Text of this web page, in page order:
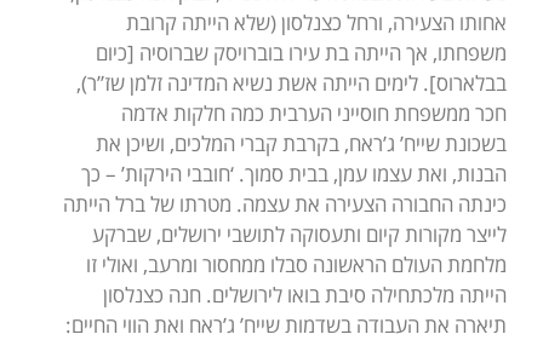
אחותו הצעירה, ורחל כצנלסון (שלא הייתה קרובת
משפחתו, אך הייתה בת עירו בוברויסק שברוסיה [כיום
בבלארוס]. לימים הייתה אשת נשיא המדינה זלמן שז”ר),
חכר ממשפחת חוסייני הערבית כמה חלקות אדמה
בשכונת שייח’ ג’ראח, בקרבת קברי המלכים, ושיכן את
הבנות, ואת עצמו עמן, בבית סמוך. ‘חובבי הירקות’ – כך
כינתה החבורה הצעירה את עצמה. מטרתו של ברל הייתה
לייצר מקורות קיום ותעסוקה לתושבי ירושלים, שברקע
מלחמת העולם הראשונה סבלו ממחסור ומרעב, ואולי זו
הייתה מלכתחילה סיבת בואו לירושלים. חנה כצנלסון
תיארה את העבודה בשדמות שייח’ ג’ראח ואת הווי החיים: